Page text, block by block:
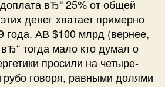
вЂ“ 25% от общей
денег хватает примерно
года. АВ $100 млрд (вернее,
тогда мало кто думал о
просили на четыре-
говоря, равными долями